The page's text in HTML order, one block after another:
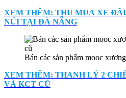
XEM THÊM: THU MUA XE
NÚI TẠI ĐÀ NẴNG
Bán các sản phẩm mooc
XEM THÊM: THANH LÝ 2
VÀ KCT CŨ